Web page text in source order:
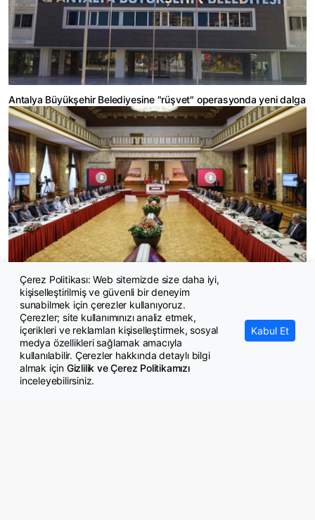
Antalya Büyükşehir Belediyesine "rüşvet" operasyonda yeni dalga
Feti Yıldız: Çerçeve yasa 430'un üzerinde bir kabulle
kanunlaşacak
Çerez Politikası: Web sitemizde size daha iyi,
kişiselleştirilmiş ve güvenli bir deneyim
sunabilmek için çerezler kullanıyoruz.
Çerezler; site kullanımınızı analiz etmek,
içerikleri ve reklamları kişiselleştirmek, sosyal
medya özellikleri sağlamak amacıyla
kullanılabilir. Çerezler hakkında detaylı bilgi
almak için Gizlilik ve Çerez Politikamızı
inceleyebilirsiniz.
Kabul Et